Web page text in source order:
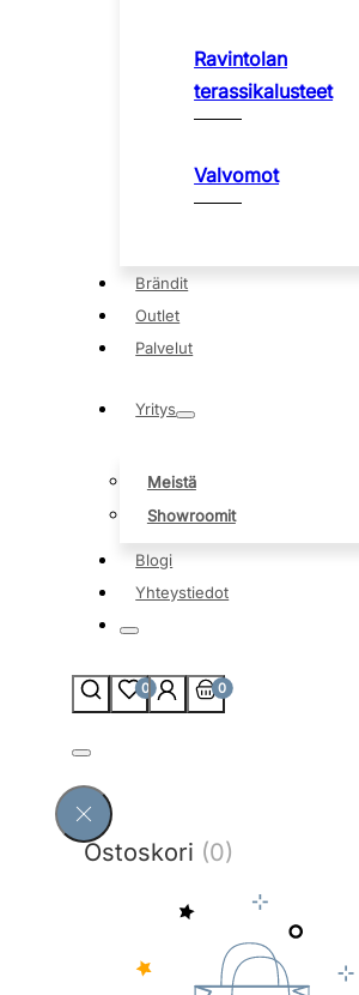
Ravintolan
terassikalusteet
Valvomot
Brändit
Outlet
Palvelut
Yritys
Meistä
Showroomit
Blogi
Yhteystiedot
0 0
Ostoskori (0)